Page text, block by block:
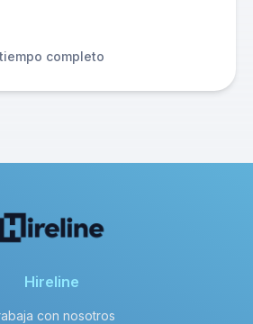
completo
Hireline
con nosotros